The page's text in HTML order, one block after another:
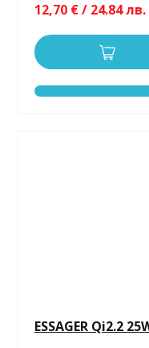
12,70 € / 24.84 лв.
ESSAGER Qi2.2